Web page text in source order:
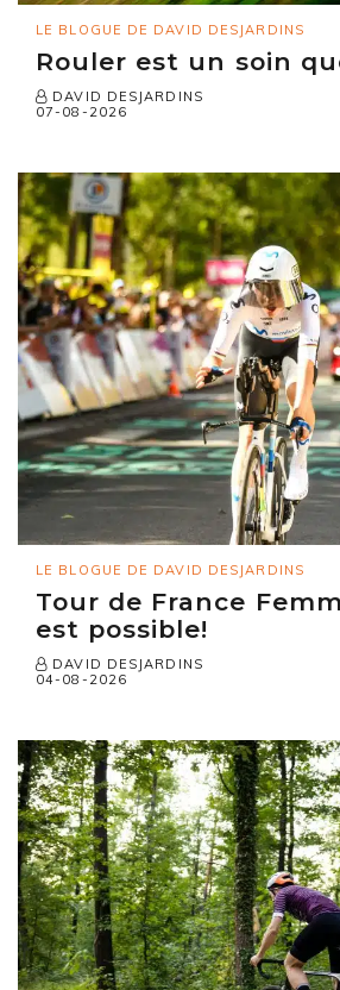
LE BLOGUE DE DAVID DESJARDINS
Rouler est un soin
DAVID DESJARDINS
07-08-2026
LE BLOGUE DE DAVID DESJARDINS
Tour de France
est possible!
DAVID DESJARDINS
04-08-2026